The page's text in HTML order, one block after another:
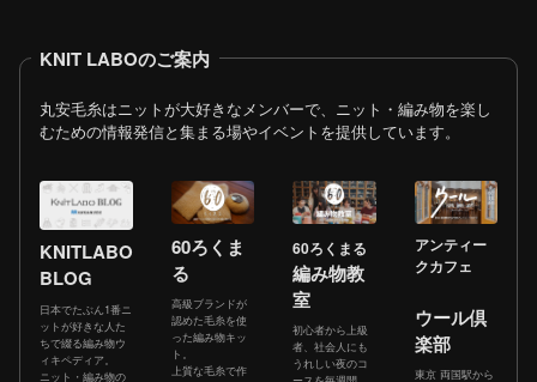
KNIT LABOのご案内
丸安毛糸はニットが大好きなメンバーで、ニット・編み物を楽し
むための情報発信と集まる場やイベントを提供しています。
KNITLABO
BLOG
日本でたぶん1番ニ
ットが好きな人た
ちで綴る編み物ウ
ィキペディア。
ニット・編み物の
60ろくま
る
高級ブランドが
認めた毛糸を使
った編み物キッ
ト。
上質な毛糸で作
60ろくまる
編み物教
室
初心者から上級
者、社会人にも
うれしい夜のコ
アンティー
クカフェ
ウール倶
楽部
東京 両国駅から